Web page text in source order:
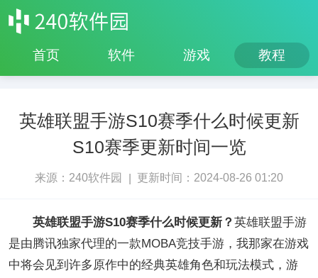
首页 软件 游戏 教程
英雄联盟手游S10赛季什么时候更新
S10赛季更新时间一览
来源：240软件园 更新时间：2024-08-26 01:20
英雄联盟手游S10赛季什么时候更新？ 英雄联盟手游
是由腾讯独家代理的一款MOBA竞技手游，我那家在游戏
中将会见到许多原作中的经典英雄角色和玩法模式，游